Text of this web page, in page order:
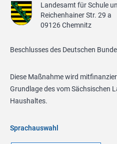
Landesamt für Schule
Reichenhainer Str. 29 a
09126 Chemnitz
Beschlusses des Deutschen
Diese Maßnahme wird
Grundlage des vom Sächsischen
Haushaltes.
Sprachauswahl